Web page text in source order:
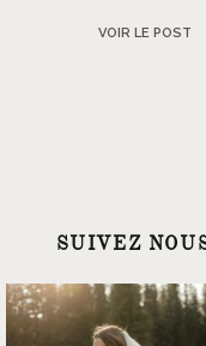
VOIR LE POST
SUIVEZ